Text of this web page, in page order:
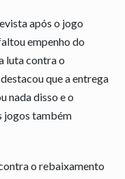
após o jogo
empenho do
luta contra o
que a entrega
nada disso e o
jogos também
o rebaixamento